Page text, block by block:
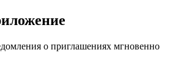
о приглашениях мгновенно